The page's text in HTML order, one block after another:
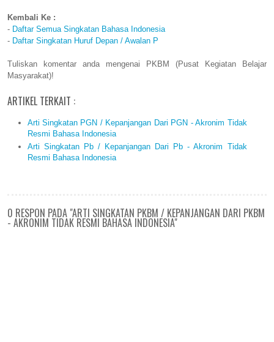
Kembali Ke :
- Daftar Semua Singkatan Bahasa Indonesia
- Daftar Singkatan Huruf Depan / Awalan P
Tuliskan komentar anda mengenai PKBM (Pusat Kegiatan Belajar
Masyarakat)!
ARTIKEL TERKAIT :
Arti Singkatan PGN / Kepanjangan Dari PGN - Akronim Tidak
Resmi Bahasa Indonesia
Arti Singkatan Pb / Kepanjangan Dari Pb - Akronim Tidak
Resmi Bahasa Indonesia
0 RESPON PADA "ARTI SINGKATAN PKBM / KEPANJANGAN DARI PKBM
- AKRONIM TIDAK RESMI BAHASA INDONESIA"